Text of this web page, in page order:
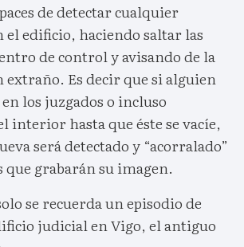
de detectar cualquier
edificio, haciendo saltar las
de control y avisando de la
extraño. Es decir que si alguien
los juzgados o incluso
interior hasta que éste se vacíe,
será detectado y “acorralado”
que grabarán su imagen.
se recuerda un episodio de
judicial en Vigo, el antiguo